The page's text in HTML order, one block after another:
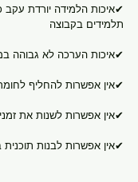
✔איכות הלמידה יורדת עקב
תלמידים בקבוצה
✔איכות הערכה לא גבוהה
✔אין אפשרות להחליף
✔אין אפשרות לשנות את
✔אין אפשרות לבנות